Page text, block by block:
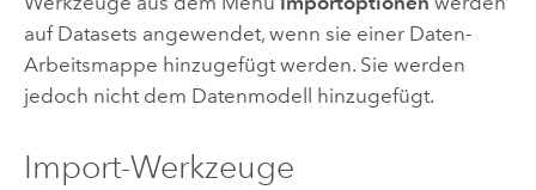
auf Datasets angewendet, wenn sie einer Daten-
Arbeitsmappe hinzugefügt werden. Sie werden
jedoch nicht dem Datenmodell hinzugefügt.
Import-Werkzeuge